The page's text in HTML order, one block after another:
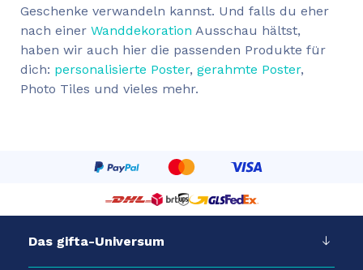
Geschenke verwandeln kannst. Und falls du eher
nach einer Wanddekoration Ausschau hältst,
haben wir auch hier die passenden Produkte für
dich: personalisierte Poster, gerahmte Poster,
Photo Tiles und vieles mehr.
Das gifta-Universum